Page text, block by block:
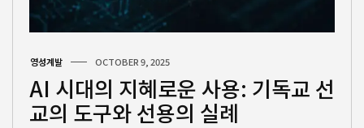
영성계발 OCTOBER 9, 2025
AI 시대의 지혜로운 사용: 기독교 선
교의 도구와 선용의 실례